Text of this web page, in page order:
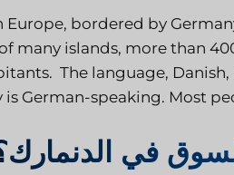
bordered by
many islands, more than
The language,
German-speaking. Most
في